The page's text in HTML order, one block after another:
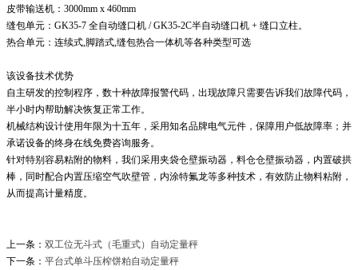
皮带输送机：3000mm x 460mm
缝包单元：GK35-7 全自动缝口机 / GK35-2C半自动缝口机 + 缝口立柱。
热合单元：连续式,脚踏式,缝包热合一体机等各种类型可选
该设备技术优势
自主研发的控制程序，数十种故障报警代码，出现故障只需要告诉我们故障代码，
半小时内帮助解决恢复正常工作。
机械结构设计使用年限为十五年，采用知名品牌电气元件，保障用户低故障率；并
承诺设备的终身在线免费咨询服务。
针对特别容易粘附的物料，我们采用夹袋仓壁振动器，料仓仓壁振动器，内置破拱
棒，同时配合内置压缩空气吹壁管，内涂特氟龙等多种技术，有效防止物料粘附，
从而提高计量精度。
上一条： 双工位无斗式（毛重式）自动定量秤
下一条： 平台式单斗压榨饼粕自动定量秤